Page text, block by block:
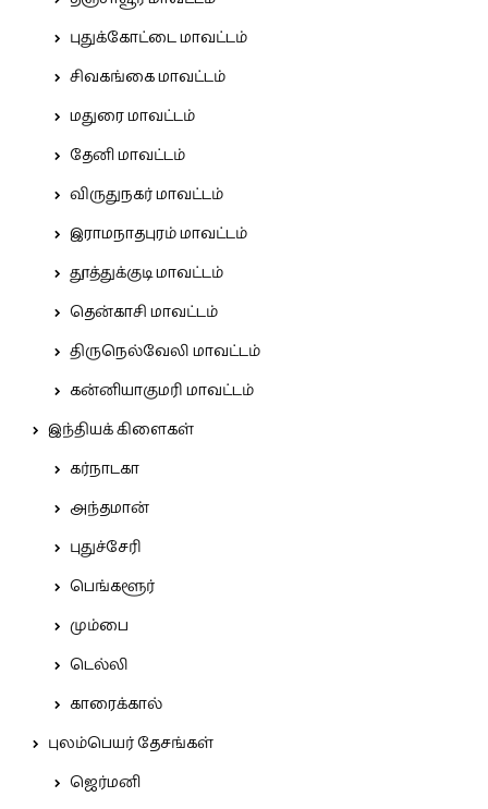
புதுக்கோட்டை மாவட்டம்
சிவகங்கை மாவட்டம்
மதுரை மாவட்டம்
தேனி மாவட்டம்
விருதுநகர் மாவட்டம்
இராமநாதபுரம் மாவட்டம்
தூத்துக்குடி மாவட்டம்
தென்காசி மாவட்டம்
திருநெல்வேலி மாவட்டம்
கன்னியாகுமரி மாவட்டம்
இந்தியக் கிளைகள்
கர்நாடகா
அந்தமான்
புதுச்சேரி
பெங்களூர்
மும்பை
டெல்லி
காரைக்கால்
புலம்பெயர் தேசங்கள்
ஜெர்மனி